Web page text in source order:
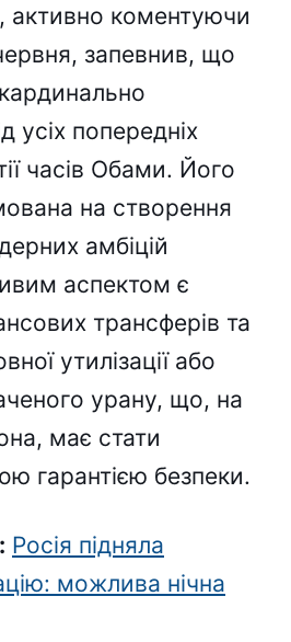
коментуючи
запевнив, що
кардинально
усіх попередніх
часів Обами. Його
на створення
амбіцій
аспектом є
трансферів та
утилізації або
урану, що, на
має стати
гарантією безпеки.
Росія підняла
можлива нічна